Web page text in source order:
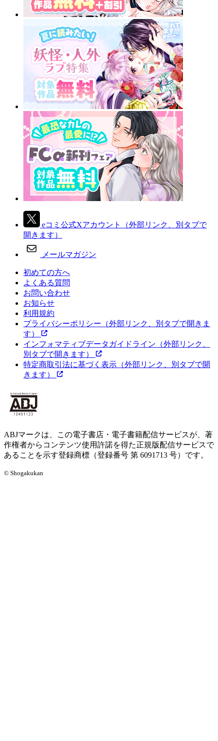
eコミ公式Xアカウント
（外部リンク、別タブで
開きます）
メールマガジン
初めての方へ
よくある質問
お問い合わせ
お知らせ
利用規約
プライバシーポリシー （外部リンク、別タブで開きま
す）
インフォマティブデータガイドライン （外部リンク、
別タブで開きます）
特定商取引法に基づく表示 （外部リンク、別タブで開
きます）
ABJマークは、この電子書店・電子書籍配信サービスが、著
作権者からコンテンツ使用許諾を得た正規版配信サービスで
あることを示す登録商標（登録番号 第 6091713 号）です。
© Shogakukan